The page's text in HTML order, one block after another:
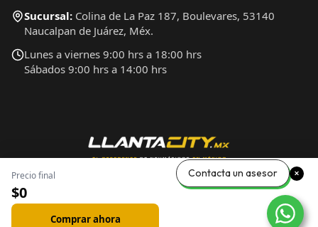
Precio final
$0
Comprar ahora
Sucursal: Colina de La Paz 187, Boulevares, 53140
Naucalpan de Juárez, Méx.
Lunes a viernes 9:00 hrs a 18:00 hrs
Sábados 9:00 hrs a 14:00 hrs
Contacta un asesor